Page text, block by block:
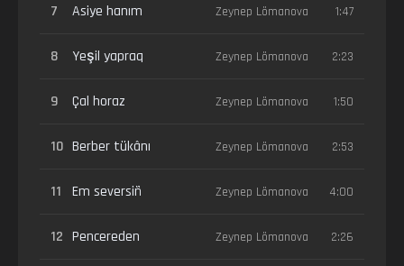
7 Asiye hanım Zeynep Lömanova 1:47
8 Yeşil yapraq Zeynep Lömanova 2:23
9 Çal horaz Zeynep Lömanova 1:50
10 Berber tükânı Zeynep Lömanova 2:53
11 Em seversiñ Zeynep Lömanova 4:00
12 Pencereden Zeynep Lömanova 2:26